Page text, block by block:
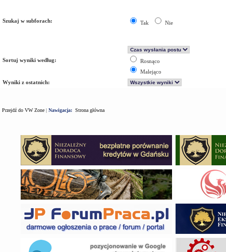
Szukaj w subforach: Tak Nie
Sortuj wyniki według:
Rosnąco
Malejąco
Wyniki z ostatnich:
Przejdź do VW Zone | Nawigacja: Strona główna